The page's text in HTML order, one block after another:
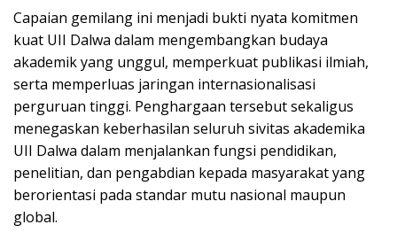
Capaian gemilang ini menjadi bukti nyata komitmen
kuat UII Dalwa dalam mengembangkan budaya
akademik yang unggul, memperkuat publikasi ilmiah,
serta memperluas jaringan internasionalisasi
perguruan tinggi. Penghargaan tersebut sekaligus
menegaskan keberhasilan seluruh sivitas akademika
UII Dalwa dalam menjalankan fungsi pendidikan,
penelitian, dan pengabdian kepada masyarakat yang
berorientasi pada standar mutu nasional maupun
global.